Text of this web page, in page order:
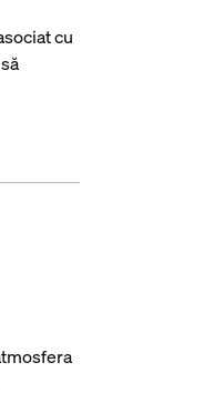
cu